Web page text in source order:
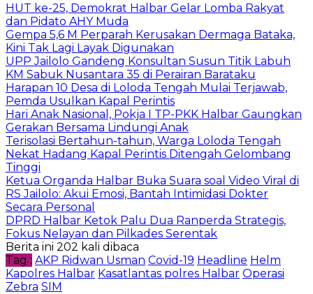
HUT ke-25, Demokrat Halbar Gelar Lomba Rakyat
dan Pidato AHY Muda
Gempa 5,6 M Perparah Kerusakan Dermaga Bataka,
Kini Tak Lagi Layak Digunakan
UPP Jailolo Gandeng Konsultan Susun Titik Labuh
KM Sabuk Nusantara 35 di Perairan Barataku
Harapan 10 Desa di Loloda Tengah Mulai Terjawab,
Pemda Usulkan Kapal Perintis
Hari Anak Nasional, Pokja I TP-PKK Halbar Gaungkan
Gerakan Bersama Lindungi Anak
Terisolasi Bertahun-tahun, Warga Loloda Tengah
Nekat Hadang Kapal Perintis Ditengah Gelombang
Tinggi
Ketua Organda Halbar Buka Suara soal Video Viral di
RS Jailolo: Akui Emosi, Bantah Intimidasi Dokter
Secara Personal
DPRD Halbar Ketok Palu Dua Ranperda Strategis,
Fokus Nelayan dan Pilkades Serentak
Berita ini 202 kali dibaca
Tag : AKP Ridwan Usman Covid-19 Headline Helm
Kapolres Halbar Kasatlantas polres Halbar Operasi
Zebra SIM